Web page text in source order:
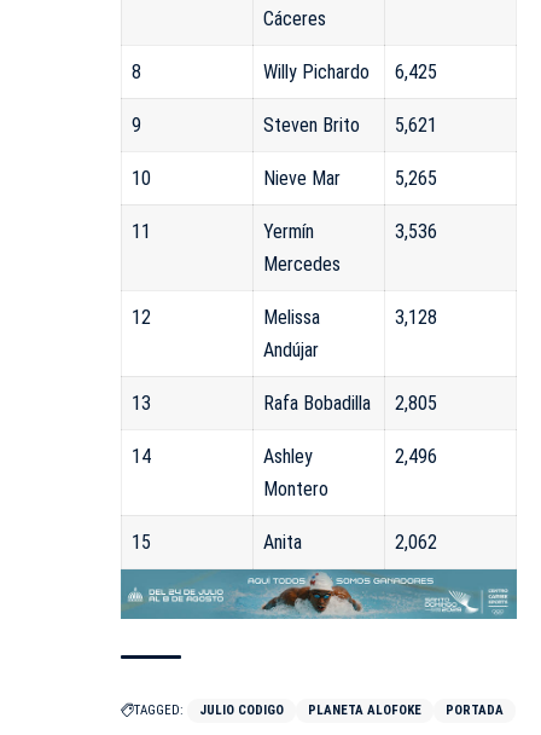
Cáceres
8 Willy Pichardo 6,425
9 Steven Brito 5,621
10 Nieve Mar 5,265
11
Yermín
Mercedes
3,536
12
Melissa
Andújar
3,128
13 Rafa Bobadilla 2,805
14
Ashley
Montero
2,496
15 Anita 2,062
TAGGED: JULIO CODIGO PLANETA ALOFOKE PORTADA